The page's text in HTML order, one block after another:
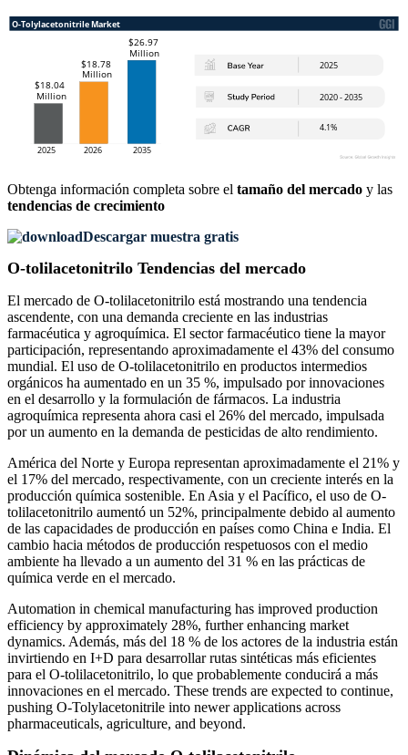
Obtenga información completa sobre el tamaño del mercado y las
tendencias de crecimiento
Descargar muestra gratis
O-tolilacetonitrilo Tendencias del mercado
El mercado de O-tolilacetonitrilo está mostrando una tendencia
ascendente, con una demanda creciente en las industrias
farmacéutica y agroquímica. El sector farmacéutico tiene la mayor
participación, representando aproximadamente el 43% del consumo
mundial. El uso de O-tolilacetonitrilo en productos intermedios
orgánicos ha aumentado en un 35 %, impulsado por innovaciones
en el desarrollo y la formulación de fármacos. La industria
agroquímica representa ahora casi el 26% del mercado, impulsada
por un aumento en la demanda de pesticidas de alto rendimiento.
América del Norte y Europa representan aproximadamente el 21% y
el 17% del mercado, respectivamente, con un creciente interés en la
producción química sostenible. En Asia y el Pacífico, el uso de O-
tolilacetonitrilo aumentó un 52%, principalmente debido al aumento
de las capacidades de producción en países como China e India. El
cambio hacia métodos de producción respetuosos con el medio
ambiente ha llevado a un aumento del 31 % en las prácticas de
química verde en el mercado.
Automation in chemical manufacturing has improved production
efficiency by approximately 28%, further enhancing market
dynamics. Además, más del 18 % de los actores de la industria están
invirtiendo en I+D para desarrollar rutas sintéticas más eficientes
para el O-tolilacetonitrilo, lo que probablemente conducirá a más
innovaciones en el mercado. These trends are expected to continue,
pushing O-Tolylacetonitrile into newer applications across
pharmaceuticals, agriculture, and beyond.